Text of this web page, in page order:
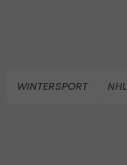
WINTERSPORT NHL